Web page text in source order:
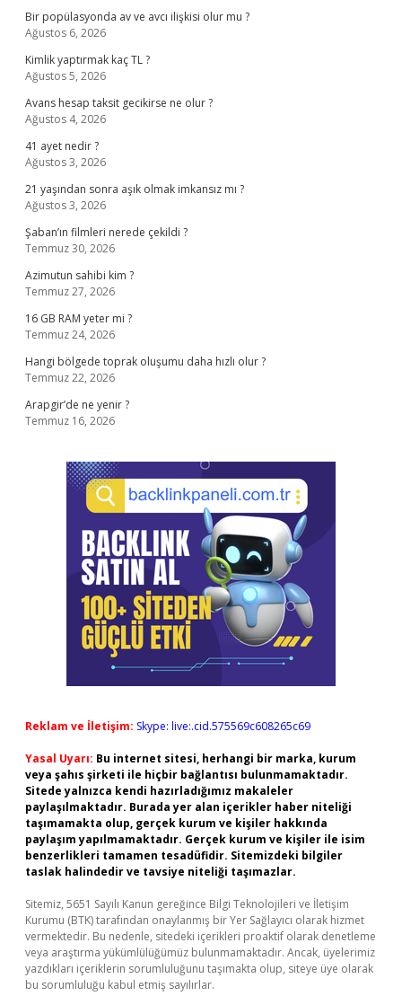
Bir popülasyonda av ve avcı ilişkisi olur mu ?
Ağustos 6, 2026
Kimlik yaptırmak kaç TL ?
Ağustos 5, 2026
Avans hesap taksit gecikirse ne olur ?
Ağustos 4, 2026
41 ayet nedir ?
Ağustos 3, 2026
21 yaşından sonra aşık olmak imkansız mı ?
Ağustos 3, 2026
Şaban’ın filmleri nerede çekildi ?
Temmuz 30, 2026
Azimutun sahibi kim ?
Temmuz 27, 2026
16 GB RAM yeter mi ?
Temmuz 24, 2026
Hangi bölgede toprak oluşumu daha hızlı olur ?
Temmuz 22, 2026
Arapgir’de ne yenir ?
Temmuz 16, 2026
Reklam ve İletişim: Skype: live:.cid.575569c608265c69
Yasal Uyarı: Bu internet sitesi, herhangi bir marka, kurum
veya şahıs şirketi ile hiçbir bağlantısı bulunmamaktadır.
Sitede yalnızca kendi hazırladığımız makaleler
paylaşılmaktadır. Burada yer alan içerikler haber niteliği
taşımamakta olup, gerçek kurum ve kişiler hakkında
paylaşım yapılmamaktadır. Gerçek kurum ve kişiler ile isim
benzerlikleri tamamen tesadüfidir. Sitemizdeki bilgiler
taslak halindedir ve tavsiye niteliği taşımazlar.
Sitemiz, 5651 Sayılı Kanun gereğince Bilgi Teknolojileri ve İletişim
Kurumu (BTK) tarafından onaylanmış bir Yer Sağlayıcı olarak hizmet
vermektedir. Bu nedenle, sitedeki içerikleri proaktif olarak denetleme
veya araştırma yükümlülüğümüz bulunmamaktadır. Ancak, üyelerimiz
yazdıkları içeriklerin sorumluluğunu taşımakta olup, siteye üye olarak
bu sorumluluğu kabul etmiş sayılırlar.